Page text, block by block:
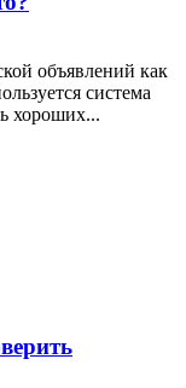
объявлений как
система
хороших...